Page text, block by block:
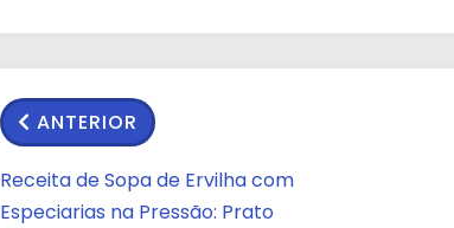
ANTERIOR
Receita de Sopa de Ervilha com
Especiarias na Pressão: Prato